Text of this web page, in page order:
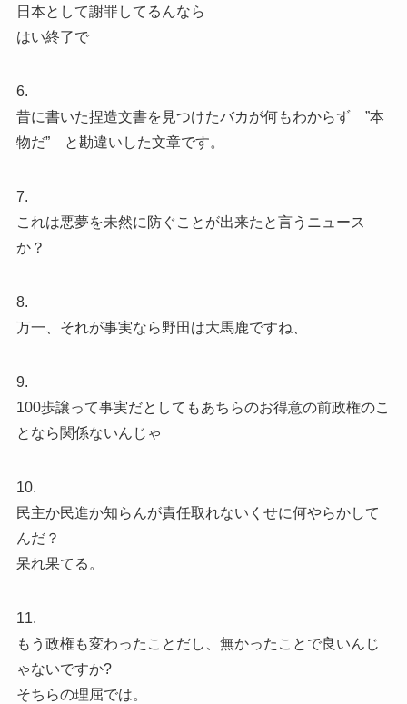
日本として謝罪してるんなら
はい終了で
6.
昔に書いた捏造文書を見つけたバカが何もわからず ”本
物だ” と勘違いした文章です。
7.
これは悪夢を未然に防ぐことが出来たと言うニュース
か？
8.
万一、それが事実なら野田は大馬鹿ですね、
9.
100歩譲って事実だとしてもあちらのお得意の前政権のこ
となら関係ないんじゃ
10.
民主か民進か知らんが責任取れないくせに何やらかして
んだ？
呆れ果てる。
11.
もう政権も変わったことだし、無かったことで良いんじ
ゃないですか?
そちらの理屈では。